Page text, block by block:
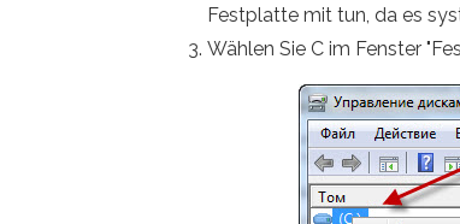
Festplatte mit tun, da es
Wählen Sie C im Fenster